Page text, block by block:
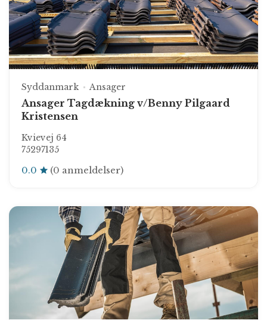
Syddanmark Ansager
Ansager Tagdækning v/Benny Pilgaard
Kristensen
Kvievej 64
75297135
0.0 (0 anmeldelser)